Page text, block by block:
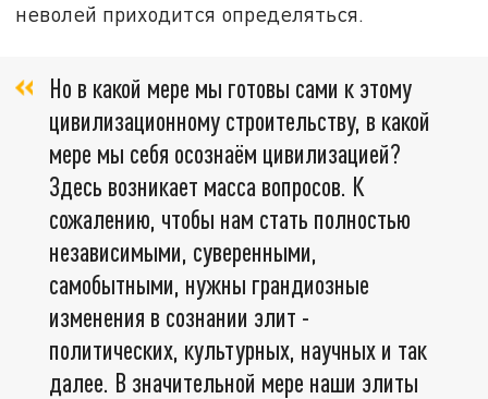
неволей приходится определяться.
Но в какой мере мы готовы сами к этому
цивилизационному строительству, в какой
мере мы себя осознаём цивилизацией?
Здесь возникает масса вопросов. К
сожалению, чтобы нам стать полностью
независимыми, суверенными,
самобытными, нужны грандиозные
изменения в сознании элит -
политических, культурных, научных и так
далее. В значительной мере наши элиты